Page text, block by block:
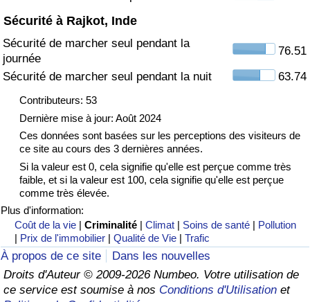
Sécurité à Rajkot, Inde
Sécurité de marcher seul pendant la
journée
76.51
Sécurité de marcher seul pendant la nuit
63.74
Contributeurs: 53
Dernière mise à jour: Août 2024
Ces données sont basées sur les perceptions des visiteurs de
ce site au cours des 3 dernières années.
Si la valeur est 0, cela signifie qu'elle est perçue comme très
faible, et si la valeur est 100, cela signifie qu'elle est perçue
comme très élevée.
Plus d'information:
Coût de la vie |Criminalité |Climat | Soins de santé | Pollution
| Prix de l'immobilier |Qualité de Vie |Trafic
À propos de ce site
Dans les nouvelles
Droits d'Auteur © 2009-2026 Numbeo. Votre utilisation de
ce service est soumise à nos Conditions d'Utilisation et
Indice de Trafic
Indice de Trafic (Actuel)
Indice de Trafic par Pays